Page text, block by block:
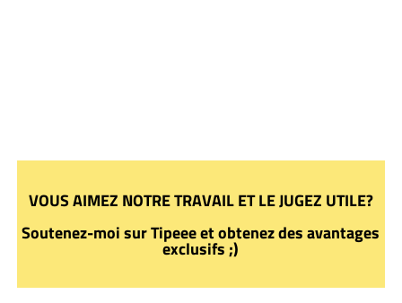
VOUS AIMEZ NOTRE TRAVAIL ET LE JUGEZ UTILE?
Soutenez-moi sur Tipeee et obtenez des avantages
exclusifs ;)